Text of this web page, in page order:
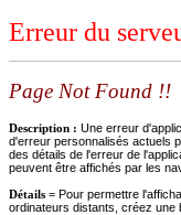
Erreur du
Page Not Found !!
Description : Une erreur
d'erreur personnalisés actuels
des détails de l'erreur de
peuvent être affichés par les
Détails = Pour permettre
ordinateurs distants, créez une